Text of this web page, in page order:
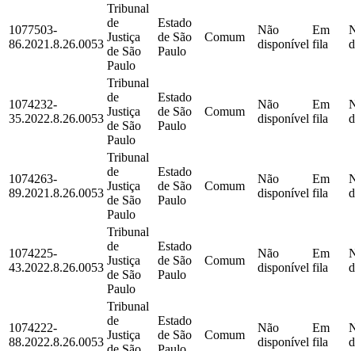
1077503-
86.2021.8.26.0053
Tribunal
de
Justiça
de São
Paulo
Estado
de São
Paulo
Comum
Não
disponível
Em
fila
1074232-
35.2022.8.26.0053
Tribunal
de
Justiça
de São
Paulo
Estado
de São
Paulo
Comum
Não
disponível
Em
fila
1074263-
89.2021.8.26.0053
Tribunal
de
Justiça
de São
Paulo
Estado
de São
Paulo
Comum
Não
disponível
Em
fila
1074225-
43.2022.8.26.0053
Tribunal
de
Justiça
de São
Paulo
Estado
de São
Paulo
Comum
Não
disponível
Em
fila
1074222-
88.2022.8.26.0053
Tribunal
de
Justiça
Estado
de São
Comum
Não
disponível
Em
fila